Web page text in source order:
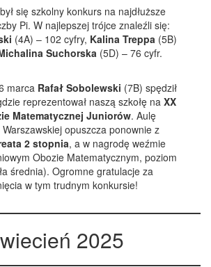
się szkolny konkurs na najdłuższe
Pi. W najlepszej trójce znaleźli się:
(4A) – 102 cyfry, Kalina Treppa (5B)
Suchorska (5D) – 76 cyfr.
marca Rafał Sobolewski (7B) spędził
reprezentował naszą szkołę na XX
Matematycznej Juniorów. Aulę
Warszawskiej opuszcza ponownie z
2 stopnia, a w nagrodę weźmie
Obozie Matematycznym, poziom
średnia). Ogromne gratulacje za
w tym trudnym konkursie!
2025